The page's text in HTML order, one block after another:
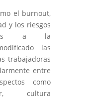
el burnout,
y los riesgos
a la
las
trabajadoras
entre
como
cultura